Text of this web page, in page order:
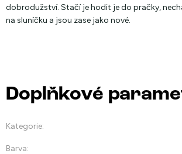
dobrodužství. Stačí je hodit je do pračky,
na sluníčku a jsou zase jako nové.
Doplňkové
Kategorie:
Barva: